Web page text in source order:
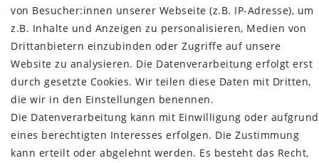
MYPOPUPCLUB
Über uns
Retoure
Versand- und Zahlungsbedingungen
NEWSLETTER
E-MAIL **
Newsletter
Honig
von Besucher:innen unserer Webseite (z.B. IP-Adresse), um
z.B. Inhalte und Anzeigen zu personalisieren, Medien von
Drittanbietern einzubinden oder Zugriffe auf unsere
Website zu analysieren. Die Datenverarbeitung erfolgt erst
durch gesetzte Cookies. Wir teilen diese Daten mit Dritten,
die wir in den Einstellungen benennen.
Die Datenverarbeitung kann mit Einwilligung oder aufgrund
eines berechtigten Interesses erfolgen. Die Zustimmung
kann erteilt oder abgelehnt werden. Es besteht das Recht,